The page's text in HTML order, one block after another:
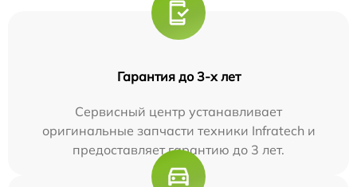
Гарантия до 3-х лет
Сервисный центр устанавливает
оригинальные запчасти техники Infratech и
предоставляет гарантию до 3 лет.